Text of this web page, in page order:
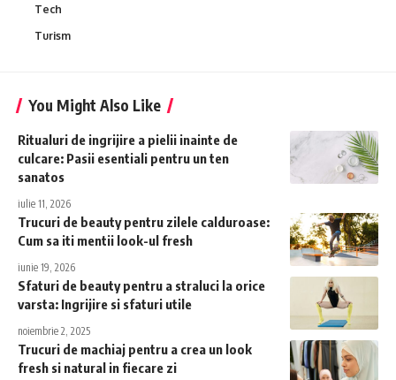
Tech
Turism
You Might Also Like
Ritualuri de ingrijire a pielii inainte de
culcare: Pasii esentiali pentru un ten
sanatos
iulie 11, 2026
Trucuri de beauty pentru zilele calduroase:
Cum sa iti mentii look-ul fresh
iunie 19, 2026
Sfaturi de beauty pentru a straluci la orice
varsta: Ingrijire si sfaturi utile
noiembrie 2, 2025
Trucuri de machiaj pentru a crea un look
fresh si natural in fiecare zi